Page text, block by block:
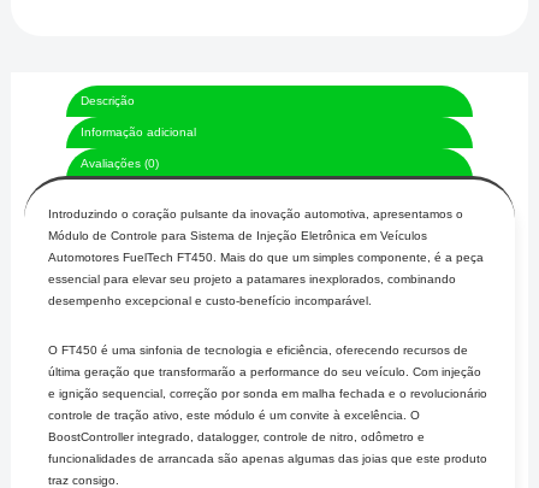
Descrição
Informação adicional
Avaliações (0)
Introduzindo o coração pulsante da inovação automotiva, apresentamos o
Módulo de Controle para Sistema de Injeção Eletrônica em Veículos
Automotores FuelTech FT450. Mais do que um simples componente, é a peça
essencial para elevar seu projeto a patamares inexplorados, combinando
desempenho excepcional e custo-benefício incomparável.
O FT450 é uma sinfonia de tecnologia e eficiência, oferecendo recursos de
última geração que transformarão a performance do seu veículo. Com injeção
e ignição sequencial, correção por sonda em malha fechada e o revolucionário
controle de tração ativo, este módulo é um convite à excelência. O
BoostController integrado, datalogger, controle de nitro, odômetro e
funcionalidades de arrancada são apenas algumas das joias que este produto
traz consigo.